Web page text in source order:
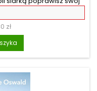
chorób i dolegliwości.
mięśni czy migreny.
a długo leczone
skutki nadmiernego
oraz skurcze mięśni.
i przeziębienia
zł